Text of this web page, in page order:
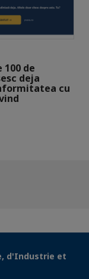
de
deja
cu
d'Industrie et